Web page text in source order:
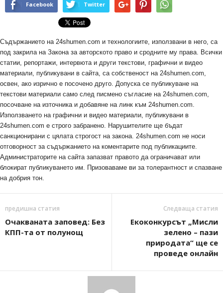
Facebook Twitter
Съдържанието на 24shumen.com и технологиите, използвани в него, са
под закрила на Закона за авторското право и сродните му права. Всички
статии, репортажи, интервюта и други текстови, графични и видео
материали, публикувани в сайта, са собственост на 24shumen.com,
освен, ако изрично е посочено друго. Допуска се публикуване на
текстови материали само след писмено съгласие на 24shumen.com,
посочване на източника и добавяне на линк към 24shumen.com.
Използването на графични и видео материали, публикувани в
24shumen.com е строго забранено. Нарушителите ще бъдат
санкционирани с цялата строгост на закона. 24shumen.com не носи
отговорност за съдържанието на коментарите под публикациите.
Администраторите на сайта запазват правото да ограничават или
блокират публикуването им. Призоваваме ви за толерантност и спазване
на добрия тон.
предишна статия
Очакваната заповед: Без
КПП-та от полунощ
Следваща статия
Екоконкурсът „Мисли
зелено – пази
природата“ ще се
проведе онлайн